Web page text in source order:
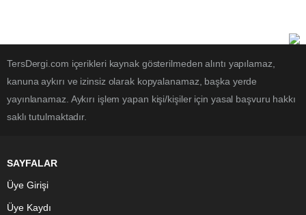
TersDergi.com içerikleri kaynak gösterilmeden alıntı yapılamaz,
kanuna aykırı ve izinsiz olarak kopyalanamaz, başka yerde
yayınlanamaz. Aykırı işlem yapan kişi/kişiler için yasal başvuru hakkı
saklı tutulmaktadır.
SAYFALAR
Üye Girişi
Üye Kaydı